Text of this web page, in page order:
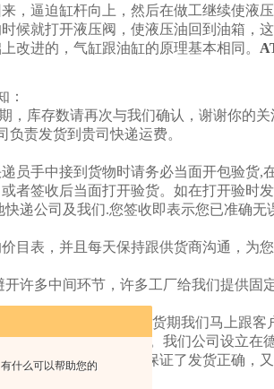
什么可以帮助您的
，逼迫缸杆向上，然后在做工继续使液
候就打开液压阀，使液压油回到油箱，
改进的，气缸跟油缸的原理基本相同。
：
，库存数请再次与我们确认，谢谢你的关
负责发货到贵司快递运费。
员手中接到货物时请务必当面开包验货,
者签收后当面打开验货。如在打开验时
递公司及我们.您签收即表示您已准确无
目表，并且每天保持跟供货商沟通，为
许多中间环节，许多工厂给我们提供固
沟通，对于有变化的货期我们马上跟客
决定产品的整体价格。我们公司设立在
后报关拼箱发货，既保证了发货正确，